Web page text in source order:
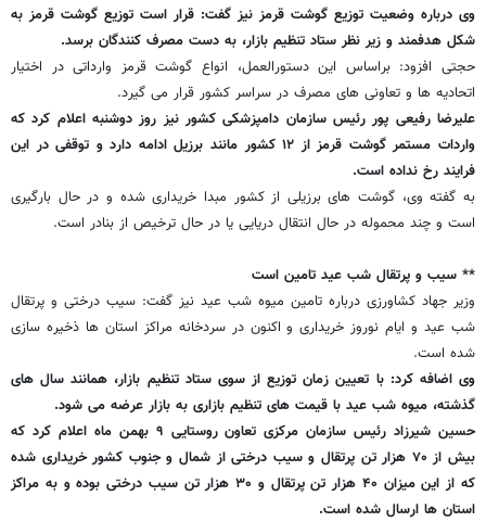
وی درباره وضعیت توزیع گوشت قرمز نیز گفت: قرار است توزیع گوشت قرمز به
شکل هدفمند و زیر نظر ستاد تنظیم بازار، به دست مصرف کنندگان برسد.
حجتی افزود: براساس این دستورالعمل، انواع گوشت قرمز وارداتی در اختیار
اتحادیه ها و تعاونی های مصرف در سراسر کشور قرار می گیرد.
علیرضا رفیعی پور رئیس سازمان دامپزشکی کشور نیز روز دوشنبه اعلام کرد که
واردات مستمر گوشت قرمز از ۱۲ کشور مانند برزیل ادامه دارد و توقفی در این
فرایند رخ نداده است.
به گفته وی، گوشت های برزیلی از کشور مبدا خریداری شده و در حال بارگیری
است و چند محموله در حال انتقال دریایی یا در حال ترخیص از بنادر است.
** سیب و پرتقال شب عید تامین است
وزیر جهاد کشاورزی درباره تامین میوه شب عید نیز گفت: سیب درختی و پرتقال
شب عید و ایام نوروز خریداری و اکنون در سردخانه مراکز استان ها ذخیره سازی
شده است.
وی اضافه کرد: با تعیین زمان توزیع از سوی ستاد تنظیم بازار، همانند سال های
گذشته، میوه شب عید با قیمت های تنظیم بازاری به بازار عرضه می شود.
حسین شیرزاد رئیس سازمان مرکزی تعاون روستایی ۹ بهمن ماه اعلام کرد که
بیش از ۷۰ هزار تن پرتقال و سیب درختی از شمال و جنوب کشور خریداری شده
که از این میزان ۴۰ هزار تن پرتقال و ۳۰ هزار تن سیب درختی بوده و به مراکز
استان ها ارسال شده است.